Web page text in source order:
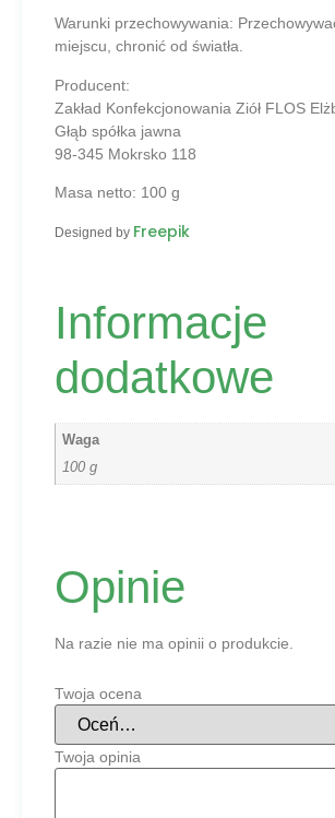
Warunki przechowywania:
miejscu, chronić od światła.
Producent:
Zakład Konfekcjonowania Ziół FLOS
Głąb spółka jawna
98-345 Mokrsko 118
Masa netto: 100 g
Designed by Freepik
Informacje
dodatkowe
Waga
100 g
Opinie
Na razie nie ma opinii o produkcie.
Twoja ocena
Twoja opinia